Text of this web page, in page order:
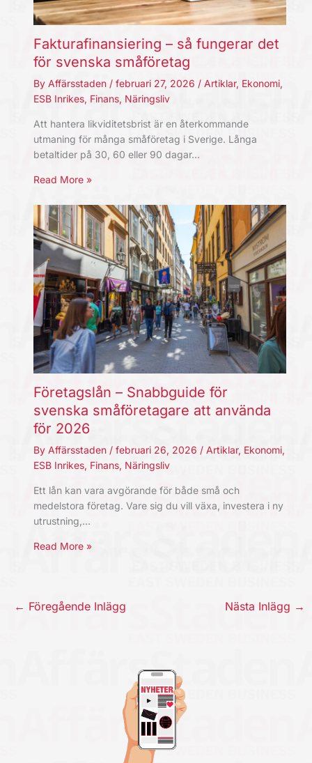
Fakturafinansiering – så fungerar det
för svenska småföretag
By Affärsstaden / februari 27, 2026 / Artiklar, Ekonomi,
ESB Inrikes, Finans, Näringsliv
Att hantera likviditetsbrist är en återkommande
utmaning för många småföretag i Sverige. Långa
betaltider på 30, 60 eller 90 dagar…
Read More »
Företagslån – Snabbguide för
svenska småföretagare att använda
för 2026
By Affärsstaden / februari 26, 2026 / Artiklar, Ekonomi,
ESB Inrikes, Finans, Näringsliv
Ett lån kan vara avgörande för både små och
medelstora företag. Vare sig du vill växa, investera i ny
utrustning,…
Read More »
← Föregående Inlägg Nästa Inlägg →